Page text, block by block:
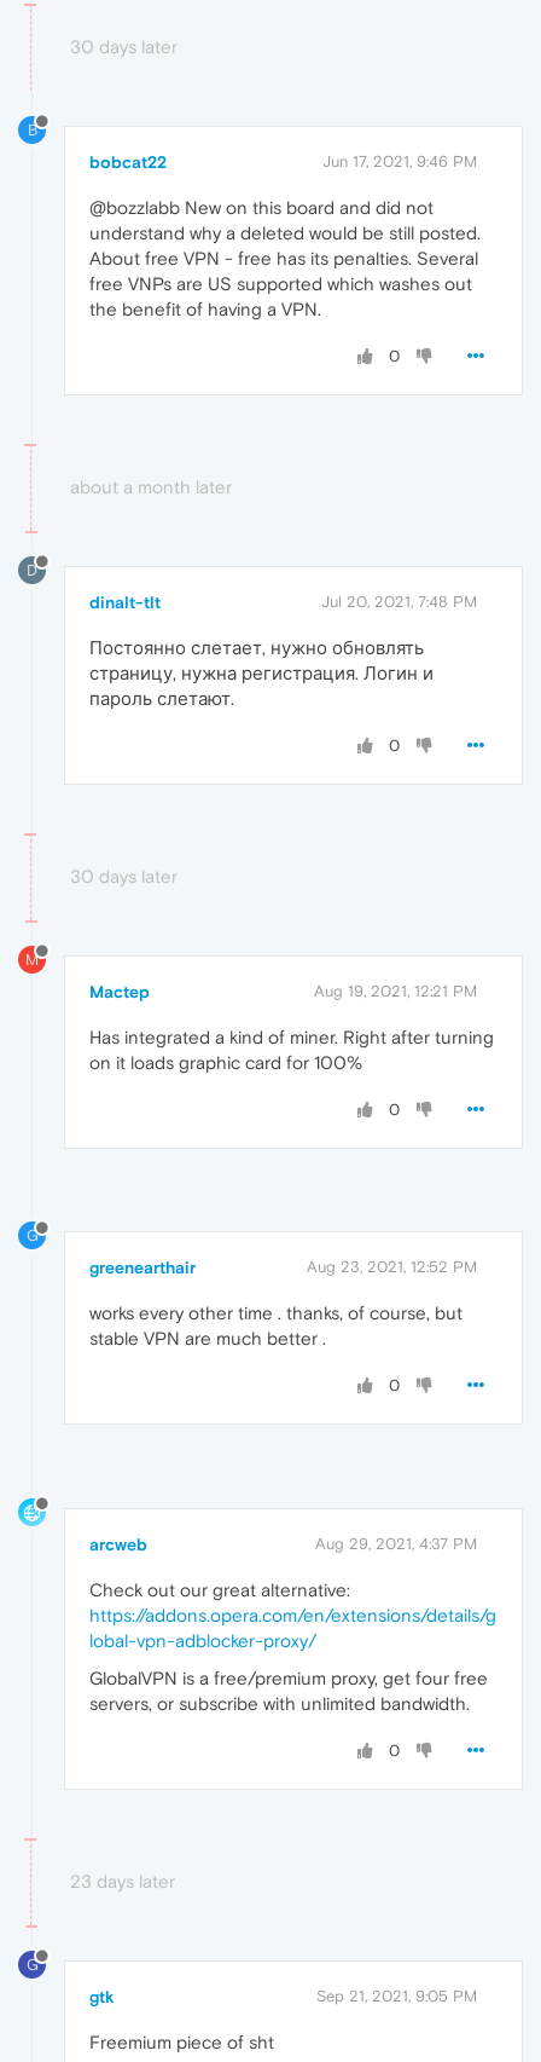
30 days later
B
bobcat22 Jun 17, 2021, 9:46 PM
@bozzlabb New on this board and did not
understand why a deleted would be still posted.
About free VPN - free has its penalties. Several
free VNPs are US supported which washes out
the benefit of having a VPN.
0
about a month later
D
dinalt-tlt Jul 20, 2021, 7:48 PM
Постоянно слетает, нужно обновлять
страницу, нужна регистрация. Логин и
пароль слетают.
0
30 days later
M
Mactep Aug 19, 2021, 12:21 PM
Has integrated a kind of miner. Right after turning
on it loads graphic card for 100%
0
G
greenearthair Aug 23, 2021, 12:52 PM
works every other time . thanks, of course, but
stable VPN are much better .
0
arcweb Aug 29, 2021, 4:37 PM
Check out our great alternative:
https://addons.opera.com/en/extensions/details/g
lobal-vpn-adblocker-proxy/
GlobalVPN is a free/premium proxy, get four free
servers, or subscribe with unlimited bandwidth.
0
23 days later
G
gtk Sep 21, 2021, 9:05 PM
Freemium piece of sht